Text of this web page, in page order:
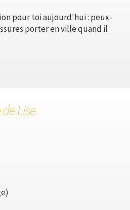
pour toi aujourd'hui : peux-
porter en ville quand il
de Lise